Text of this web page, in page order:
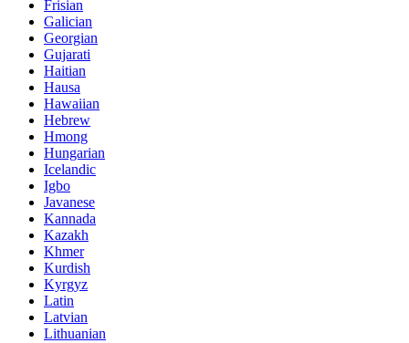
Frisian
Galician
Georgian
Gujarati
Haitian
Hausa
Hawaiian
Hebrew
Hmong
Hungarian
Icelandic
Igbo
Javanese
Kannada
Kazakh
Khmer
Kurdish
Kyrgyz
Latin
Latvian
Lithuanian